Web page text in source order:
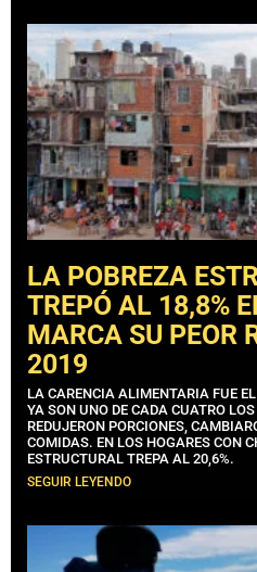
LA POBREZA
TREPÓ AL 18,8%
MARCA SU PEOR
2019
LA CARENCIA ALIMENTARIA FUE
YA SON UNO DE CADA CUATRO
REDUJERON PORCIONES,
COMIDAS. EN LOS HOGARES CON
ESTRUCTURAL TREPA AL 20,6%.
SEGUIR LEYENDO